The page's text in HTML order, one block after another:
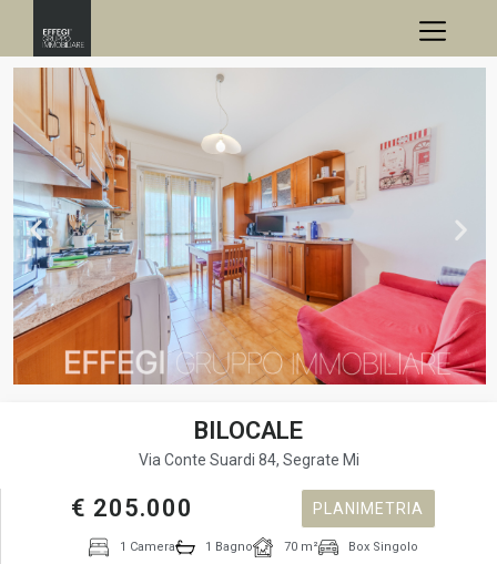
BILOCALE
Via Conte Suardi 84, Segrate Mi
€ 205.000 PLANIMETRIA
1 Camera 1 Bagno 70 m² Box Singolo